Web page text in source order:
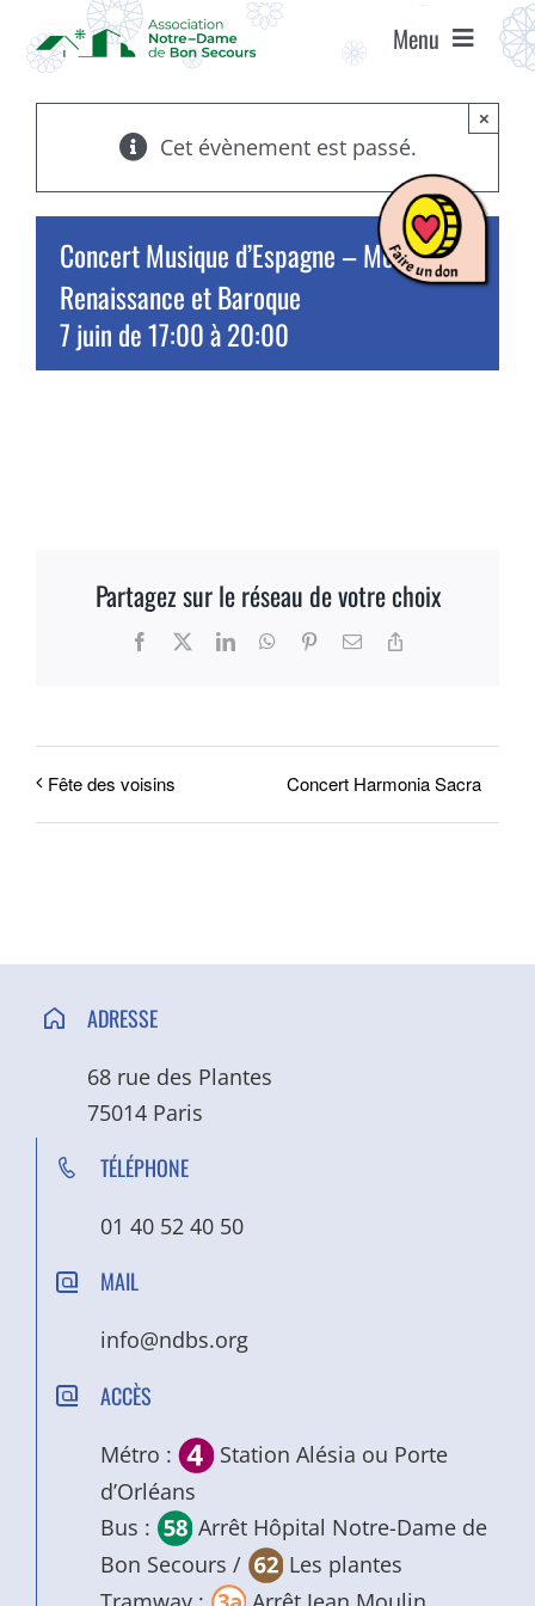
contenu
Menu
ACCUEIL
ASSOCIATION
ÉTABLISSEMENTS
VIE ASSOCIATIVE
ACCÈS ET CONTACT
Cet évènement est passé.
×
Concert Musique d’Espagne – Médiévale,
Renaissance et Baroque
7 juin de 17:00à20:00
Partagez sur le réseau de votre choix
Facebook LinkedInWhatsApp
PinterestEmail
Fête des voisins Concert Harmonia Sacra
ADRESSE
68 rue des Plantes
75014 Paris
TÉLÉPHONE
01 40 52 40 50
MAIL
info@ndbs.org
ACCÈS
Métro :
Station Alésia ou Porte
d’Orléans
Bus :
Arrêt Hôpital Notre-Dame de
Bon Secours /
Les plantes